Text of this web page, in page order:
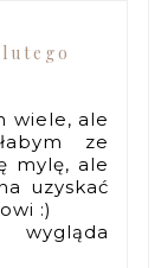
wiele, ale
ze
mylę, ale
uzyskać
:)